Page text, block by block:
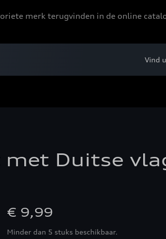
merk terugvinden in de online
Vind
Duitse
€ 9,99
Minder dan 5 stuks beschikbaar.